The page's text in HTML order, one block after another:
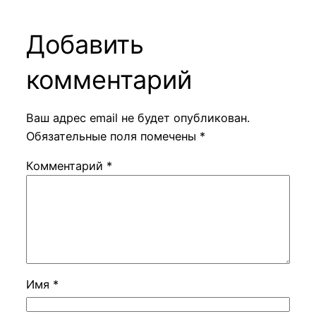
Добавить
комментарий
Ваш адрес email не будет опубликован.
Обязательные поля помечены *
Комментарий *
Имя *